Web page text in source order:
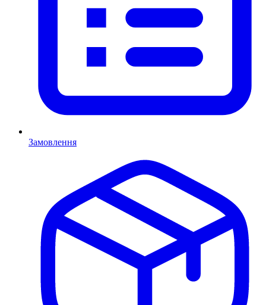
Замовлення